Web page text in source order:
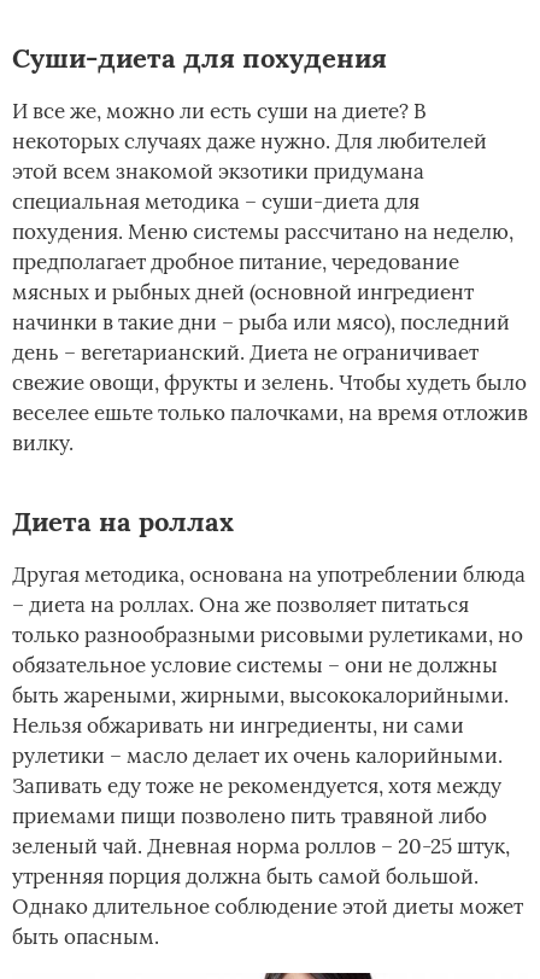
Суши-диета для похудения
И все же, можно ли есть суши на диете? В
некоторых случаях даже нужно. Для любителей
этой всем знакомой экзотики придумана
специальная методика – суши-диета для
похудения. Меню системы рассчитано на неделю,
предполагает дробное питание, чередование
мясных и рыбных дней (основной ингредиент
начинки в такие дни – рыба или мясо), последний
день – вегетарианский. Диета не ограничивает
свежие овощи, фрукты и зелень. Чтобы худеть было
веселее ешьте только палочками, на время отложив
вилку.
Диета на роллах
Другая методика, основана на употреблении блюда
– диета на роллах. Она же позволяет питаться
только разнообразными рисовыми рулетиками, но
обязательное условие системы – они не должны
быть жареными, жирными, высококалорийными.
Нельзя обжаривать ни ингредиенты, ни сами
рулетики – масло делает их очень калорийными.
Запивать еду тоже не рекомендуется, хотя между
приемами пищи позволено пить травяной либо
зеленый чай. Дневная норма роллов – 20-25 штук,
утренняя порция должна быть самой большой.
Однако длительное соблюдение этой диеты может
быть опасным.